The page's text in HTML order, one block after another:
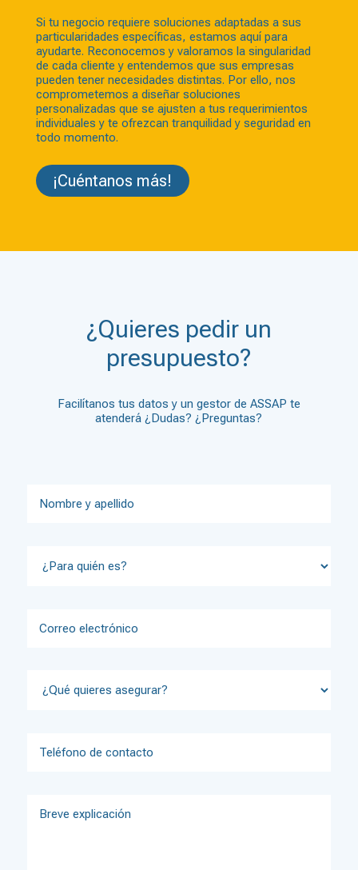
Si tu negocio requiere soluciones adaptadas a sus
particularidades específicas, estamos aquí para
ayudarte. Reconocemos y valoramos la singularidad
de cada cliente y entendemos que sus empresas
pueden tener necesidades distintas. Por ello, nos
comprometemos a diseñar soluciones
personalizadas que se ajusten a tus requerimientos
individuales y te ofrezcan tranquilidad y seguridad en
todo momento.
¡Cuéntanos más!
¿Quieres pedir un
presupuesto?
Facilítanos tus datos y un gestor de ASSAP te
atenderá ¿Dudas? ¿Preguntas?